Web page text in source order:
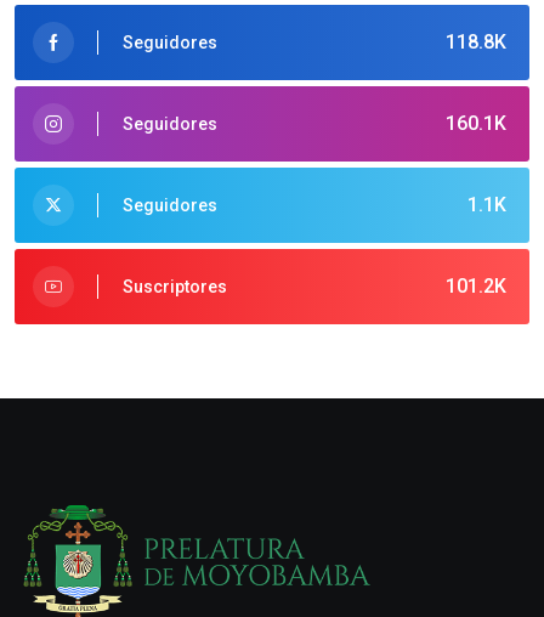
118.8K
Seguidores
160.1K
Seguidores
1.1K
Seguidores
101.2K
Suscriptores